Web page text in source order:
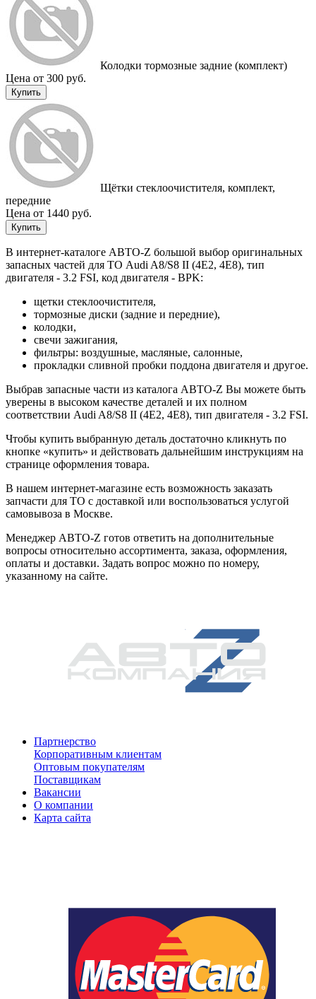
Колодки тормозные задние (комплект)
Цена от 300 руб.
Купить
Щётки стеклоочистителя, комплект,
передние
Цена от 1440 руб.
Купить
В интернет-каталоге АВТО-Z большой выбор оригинальных
запасных частей для ТО Audi A8/S8 II (4E2, 4E8), тип
двигателя - 3.2 FSI, код двигателя - BPK:
щетки стеклоочистителя,
тормозные диски (задние и передние),
колодки,
свечи зажигания,
фильтры: воздушные, масляные, салонные,
прокладки сливной пробки поддона двигателя и другое.
Выбрав запасные части из каталога АВТО-Z Вы можете быть
уверены в высоком качестве деталей и их полном
соответствии Audi A8/S8 II (4E2, 4E8), тип двигателя - 3.2 FSI.
Чтобы купить выбранную деталь достаточно кликнуть по
кнопке «купить» и действовать дальнейшим инструкциям на
странице оформления товара.
В нашем интернет-магазине есть возможность заказать
запчасти для ТО с доставкой или воспользоваться услугой
самовывоза в Москве.
Менеджер АВТО-Z готов ответить на дополнительные
вопросы относительно ассортимента, заказа, оформления,
оплаты и доставки. Задать вопрос можно по номеру,
указанному на сайте.
Партнерство
Корпоративным клиентам
Оптовым покупателям
Поставщикам
Вакансии
О компании
Карта сайта